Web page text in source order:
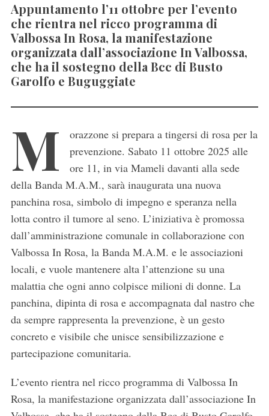
Appuntamento l’11 ottobre per l’evento
che rientra nel ricco programma di
Valbossa In Rosa, la manifestazione
organizzata dall’associazione In Valbossa,
che ha il sostegno della Bcc di Busto
Garolfo e Buguggiate
M
orazzone si prepara a tingersi di rosa per la
prevenzione. Sabato 11 ottobre 2025 alle
ore 11, in via Mameli davanti alla sede
della Banda M.A.M., sarà inaugurata una nuova
panchina rosa, simbolo di impegno e speranza nella
lotta contro il tumore al seno. L’iniziativa è promossa
dall’amministrazione comunale in collaborazione con
Valbossa In Rosa, la Banda M.A.M. e le associazioni
locali, e vuole mantenere alta l’attenzione su una
malattia che ogni anno colpisce milioni di donne. La
panchina, dipinta di rosa e accompagnata dal nastro che
da sempre rappresenta la prevenzione, è un gesto
concreto e visibile che unisce sensibilizzazione e
partecipazione comunitaria.
L’evento rientra nel ricco programma di Valbossa In
Rosa, la manifestazione organizzata dall’associazione In